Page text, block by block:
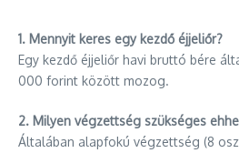
1. Mennyit keres egy kezdő éjjeliőr?
Egy kezdő éjjeliőr havi bruttó bére
000 forint között mozog.
2. Milyen végzettség szükséges
Általában alapfokú végzettség (8